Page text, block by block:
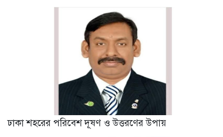
ঢাকা শহরের পরিবেশ দূষণ ও উত্তরণের উপায়